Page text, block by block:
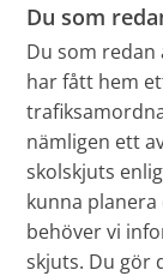
Du som
Du som
har fått hem
nämligen ett
skolskjuts
kunna
behöver vi
skjuts. Du gör